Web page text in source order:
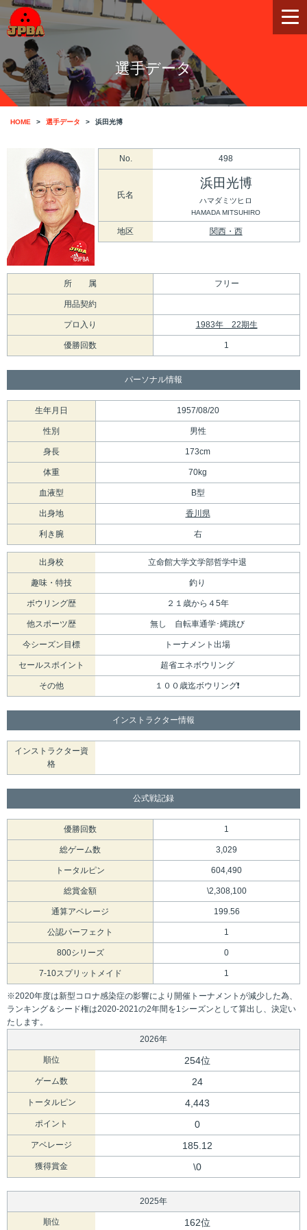
選手データ
HOME 選手データ 浜田光博
No. 498
氏名
浜田光博
ハマダミツヒロ
HAMADA MITSUHIRO
地区 関西・西
所 属 フリー
用品契約
プロ入り 1983年 22期生
優勝回数 1
パーソナル情報
生年月日 1957/08/20
性別 男性
身長 173cm
体重 70kg
血液型 B型
出身地 香川県
利き腕 右
出身校 立命館大学文学部哲学中退
趣味・特技 釣り
ボウリング歴 ２１歳から４5年
他スポーツ歴 無し 自転車通学･縄跳び
今シーズン目標 トーナメント出場
セールスポイント 超省エネボウリング
その他 １００歳迄ボウリング❗
インストラクター情報
インストラクター資
格
公式戦記録
優勝回数 1
総ゲーム数 3,029
トータルピン 604,490
総賞金額 \2,308,100
通算アベレージ 199.56
公認パーフェクト 1
800シリーズ 0
7-10スプリットメイド 1
※2020年度は新型コロナ感染症の影響により開催トーナメントが減少した為、
ランキング＆シード権は2020-2021の2年間を1シーズンとして算出し、決定い
たします。
2026年
順位 254位
ゲーム数 24
トータルピン 4,443
ポイント 0
アベレージ 185.12
獲得賞金 \0
2025年
順位 162位